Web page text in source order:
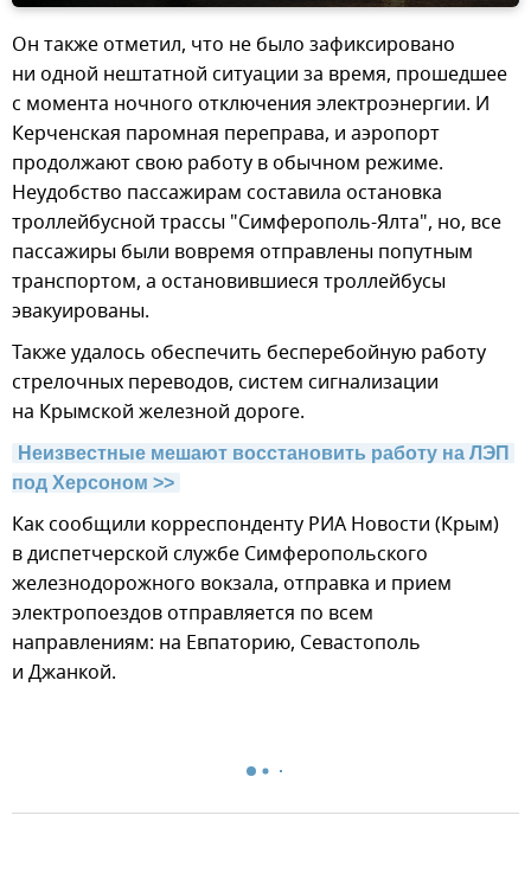
Он также отметил, что не было зафиксировано
ни одной нештатной ситуации за время, прошедшее
с момента ночного отключения электроэнергии. И
Керченская паромная переправа, и аэропорт
продолжают свою работу в обычном режиме.
Неудобство пассажирам составила остановка
троллейбусной трассы "Симферополь-Ялта", но, все
пассажиры были вовремя отправлены попутным
транспортом, а остановившиеся троллейбусы
эвакуированы.
Также удалось обеспечить бесперебойную работу
стрелочных переводов, систем сигнализации
на Крымской железной дороге.
Неизвестные мешают восстановить работу на ЛЭП
под Херсоном >>
Как сообщили корреспонденту РИА Новости (Крым)
в диспетчерской службе Симферопольского
железнодорожного вокзала, отправка и прием
электропоездов отправляется по всем
направлениям: на Евпаторию, Севастополь
и Джанкой.